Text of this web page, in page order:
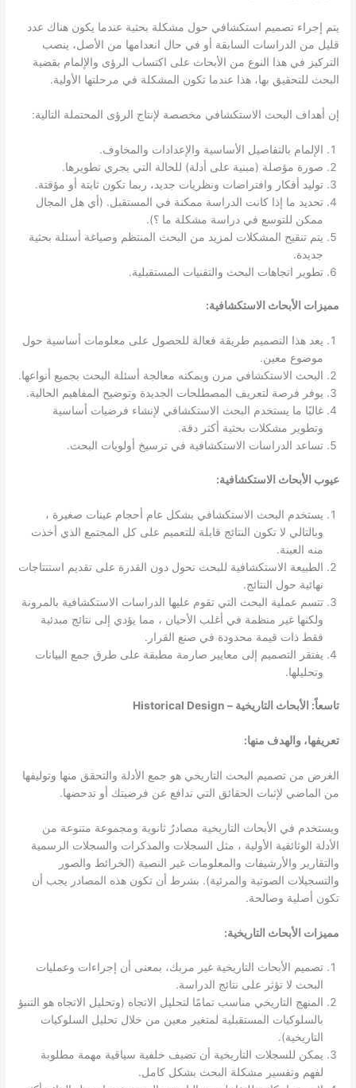
يتم إجراء تصميم استكشافي حول مشكلة بحثية عندما يكون هناك عدد
قليل من الدراسات السابقة أو في حال انعدامها من الأصل، ينصب
التركيز في هذا النوع من الأبحاث على اكتساب الرؤى والإلمام بقضية
البحث للتحقيق بها، هذا عندما تكون المشكلة في مرحلتها الأولية.
إن أهداف البحث الاستكشافي مخصصة لإنتاج الرؤى المحتملة التالية:
الإلمام بالتفاصيل الأساسية والإعدادات والمخاوف.
صورة مؤصلة (مبنية على أدلة) للحالة التي يجري تطويرها.
توليد أفكار وافتراضات ونظريات جديد، ربما تكون ثابتة أو مؤقتة.
تحديد ما إذا كانت الدراسة ممكنة في المستقبل. (أي هل المجال
ممكن للتوسع في دراسة مشكلة ما ؟).
يتم تنقيح المشكلات لمزيد من البحث المنتظم وصياغة أسئلة بحثية
جديدة.
تطوير اتجاهات البحث والتقنيات المستقبلية.
مميزات الأبحاث الاستكشافية:
يعد هذا التصميم طريقة فعالة للحصول على معلومات أساسية حول
موضوع معين.
البحث الاستكشافي مرن ويمكنه معالجة أسئلة البحث بجميع أنواعها.
يوفر فرصة لتعريف المصطلحات الجديدة وتوضيح المفاهيم الحالية.
غالبًا ما يستخدم البحث الاستكشافي لإنشاء فرضيات أساسية
وتطوير مشكلات بحثية أكثر دقة.
تساعد الدراسات الاستكشافية في ترسيخ أولويات البحث.
عيوب الأبحاث الاستكشافية:
يستخدم البحث الاستكشافي بشكل عام أحجام عينات صغيرة ،
وبالتالي لا تكون النتائج قابلة للتعميم على كل المجتمع الذي أخذت
منه العينة.
الطبيعة الاستكشافية للبحث تحول دون القدرة على تقديم استنتاجات
نهائية حول النتائج.
تتسم عملية البحث التي تقوم عليها الدراسات الاستكشافية بالمرونة
ولكنها غير منظمة في أغلب الأحيان ، مما يؤدي إلى نتائج مبدئية
فقط ذات قيمة محدودة في صنع القرار.
يفتقر التصميم إلى معايير صارمة مطبقة على طرق جمع البيانات
وتحليلها.
تاسعاً: الأبحاث التاريخية – Historical Design
تعريفها، والهدف منها:
الغرض من تصميم البحث التاريخي هو جمع الأدلة والتحقق منها وتوليفها
من الماضي لإثبات الحقائق التي تدافع عن فرضيتك أو تدحضها.
ويستخدم في الأبحاث التاريخية مصادرٌ ثانوية ومجموعة متنوعة من
الأدلة الوثائقية الأولية ، مثل السجلات والمذكرات والسجلات الرسمية
والتقارير والأرشيفات والمعلومات غير النصية (الخرائط والصور
والتسجيلات الصوتية والمرئية). بشرط أن تكون هذه المصادر يجب أن
تكون أصلية وصالحة.
مميزات الأبحاث التاريخية:
تصميم الأبحاث التاريخية غير مربك، بمعنى أن إجراءات وعمليات
البحث لا تؤثر على نتائج الدراسة.
المنهج التاريخي مناسب تمامًا لتحليل الاتجاه (وتحليل الاتجاه هو التنبؤ
بالسلوكيات المستقبلية لمتغير معين من خلال تحليل السلوكيات
التاريخية).
يمكن للسجلات التاريخية أن تضيف خلفية سياقية مهمة مطلوبة
لفهم وتفسير مشكلة البحث بشكل كامل.